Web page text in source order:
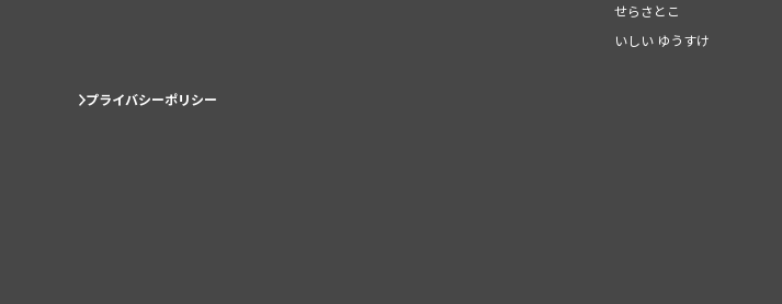
せらさとこ
いしい ゆうすけ
プライバシーポリシー